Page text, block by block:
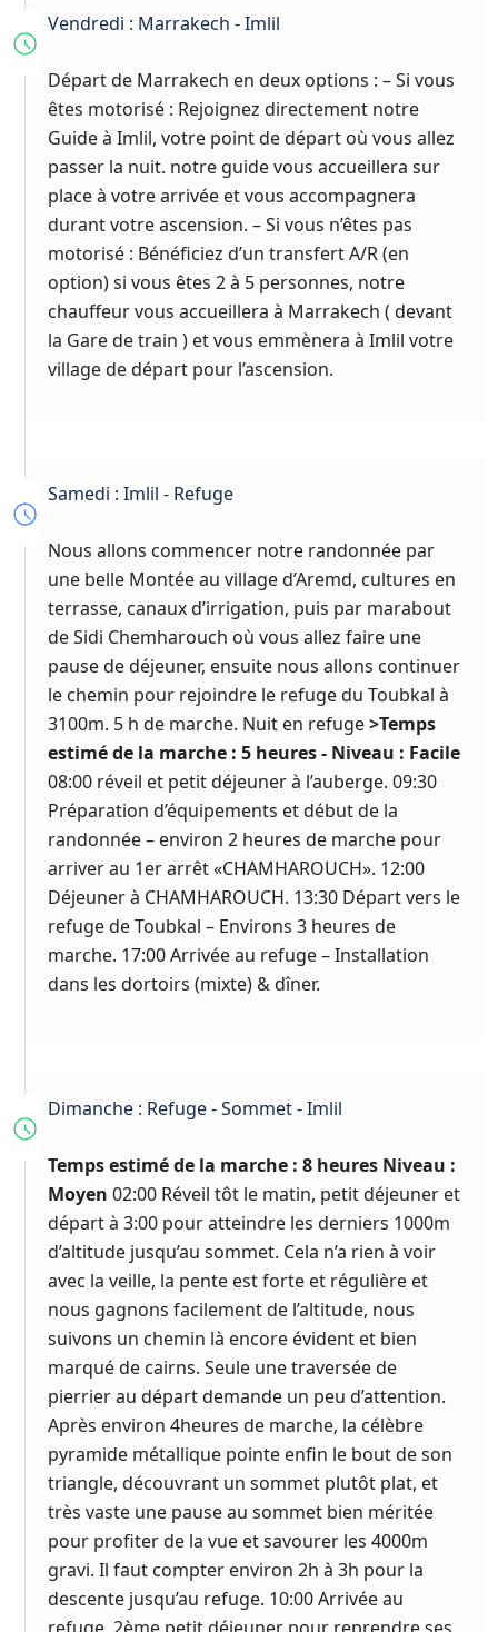
Vendredi : Marrakech - Imlil
Départ de Marrakech en deux options : – Si vous
êtes motorisé : Rejoignez directement notre
Guide à Imlil, votre point de départ où vous allez
passer la nuit. notre guide vous accueillera sur
place à votre arrivée et vous accompagnera
durant votre ascension. – Si vous n’êtes pas
motorisé : Bénéficiez d’un transfert A/R (en
option) si vous êtes 2 à 5 personnes, notre
chauffeur vous accueillera à Marrakech ( devant
la Gare de train ) et vous emmènera à Imlil votre
village de départ pour l’ascension.
Samedi : Imlil - Refuge
Nous allons commencer notre randonnée par
une belle Montée au village d’Aremd, cultures en
terrasse, canaux d’irrigation, puis par marabout
de Sidi Chemharouch où vous allez faire une
pause de déjeuner, ensuite nous allons continuer
le chemin pour rejoindre le refuge du Toubkal à
3100m. 5 h de marche. Nuit en refuge>Temps
estimé de la marche : 5 heures - Niveau : Facile
08:00 réveil et petit déjeuner à l’auberge. 09:30
Préparation d’équipements et début de la
randonnée – environ 2 heures de marche pour
arriver au 1er arrêt «CHAMHAROUCH». 12:00
Déjeuner à CHAMHAROUCH. 13:30 Départ vers le
refuge de Toubkal – Environs 3 heures de
marche. 17:00 Arrivée au refuge – Installation
dans les dortoirs (mixte) & dîner.
Dimanche : Refuge - Sommet - Imlil
Temps estimé de la marche : 8 heures Niveau :
Moyen 02:00 Réveil tôt le matin, petit déjeuner et
départ à 3:00 pour atteindre les derniers 1000m
d’altitude jusqu’au sommet. Cela n’a rien à voir
avec la veille, la pente est forte et régulière et
nous gagnons facilement de l’altitude, nous
suivons un chemin là encore évident et bien
marqué de cairns. Seule une traversée de
pierrier au départ demande un peu d’attention.
Après environ 4heures de marche, la célèbre
pyramide métallique pointe enfin le bout de son
triangle, découvrant un sommet plutôt plat, et
très vaste une pause au sommet bien méritée
pour profiter de la vue et savourer les 4000m
gravi. Il faut compter environ 2h à 3h pour la
descente jusqu’au refuge. 10:00 Arrivée au